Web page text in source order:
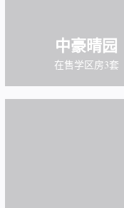
中豪晴园
在售学区房3套